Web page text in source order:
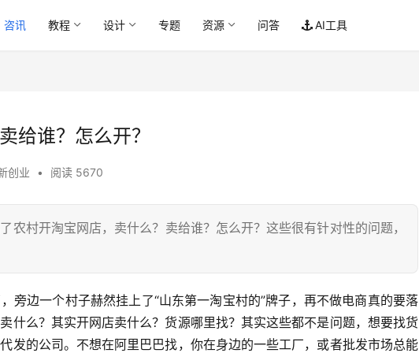
咨讯 教程 设计 专题 资源 问答 AI工具
给谁？怎么开？
创业 • 阅读 5670
农村开淘宝网店，卖什么？卖给谁？怎么开？这些很有针对性的问题，
旁边一个村子赫然挂上了“山东第一淘宝村的”牌子，再不做电商真的要落
什么？其实开网店卖什么？货源哪里找？其实这些都不是问题，想要找货
发的公司。不想在阿里巴巴找，你在身边的一些工厂，或者批发市场总能